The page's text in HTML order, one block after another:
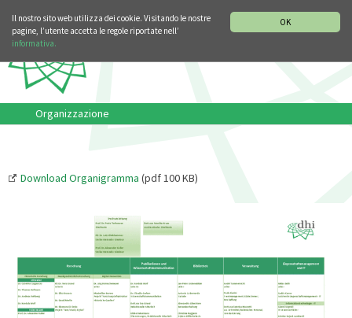
OK
Il nostro sito web utilizza dei cookie. Visitando le nostre
pagine, l’utente accetta le regole riportate nell’
informativa.
Organizzazione
Download Organigramma (pdf 100 KB)